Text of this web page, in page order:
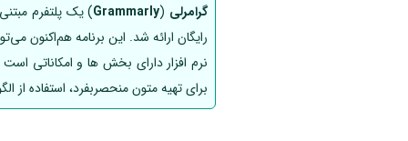
گرامرلی (
Grammarly
نرم افزار دارای بخش ها و امکاناتی
برای تهیه متون منحصربفرد، استفاده